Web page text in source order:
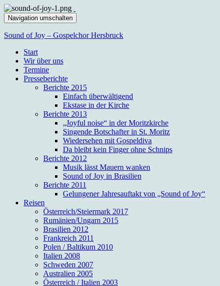
Navigation umschalten
Sound of Joy – Gospelchor Hersbruck
Start
Wir über uns
Termine
Presseberichte
Berichte 2015
Einfach überwältigend
Ekstase in der Kirche
Berichte 2013
„Joyful noise“ in der Moritzkirche
Singende Botschafter in St. Moritz
Wiedersehen mit Gospeldiva
Da bleibt kein Finger ohne Schnips
Berichte 2012
Musik lässt Mauern wanken
Sound of Joy in Brasilien
Berichte 2011
Gelungener Jahresauftakt von „Sound of Joy“
Reisen
Österreich/Steiermark 2017
Rumänien/Ungarn 2015
Brasilien 2012
Frankreich 2011
Polen / Baltikum 2010
Italien 2008
Schweden 2007
Australien 2005
Österreich / Italien 2003